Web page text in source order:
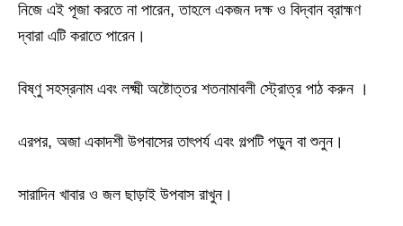
নিজে এই পূজা করতে না পারেন, তাহলে একজন দক্ষ ও বিদ্বান ব্রাহ্মণ
দ্বারা এটি করাতে পারেন।
বিষ্ণু সহস্রনাম এবং লক্ষ্মী অষ্টোত্তর শতনামাবলী স্ট্রোত্র পাঠ করুন ।
এরপর, অজা একাদশী উপবাসের তাৎপর্য এবং গল্পটি পড়ুন বা শুনুন।
সারাদিন খাবার ও জল ছাড়াই উপবাস রাখুন।